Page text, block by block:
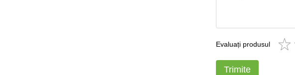
Evaluați produsul
Trimite